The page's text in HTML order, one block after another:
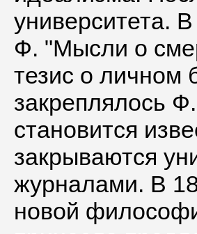
университета.
Ф. "Мысли о
тезис о личном
закреплялось
становится
закрываются
журналами. В
новой